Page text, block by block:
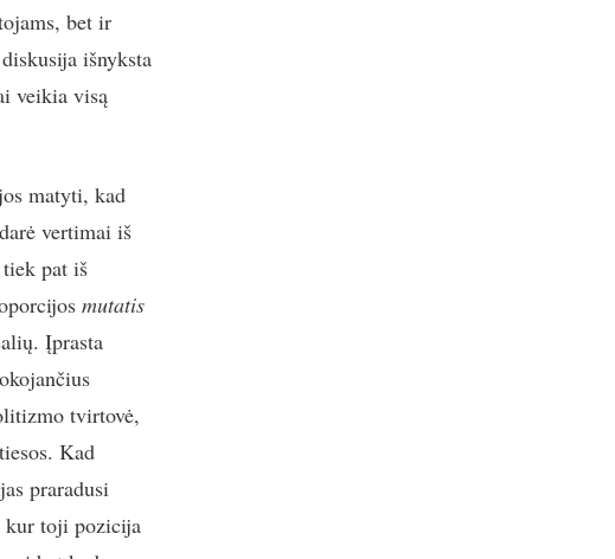
bet ir
išnyksta
veikia visą
matyti, kad
vertimai iš
pat iš
mutatis
Įprasta
tvirtovė,
Kad
praradusi
kur toji pozicija